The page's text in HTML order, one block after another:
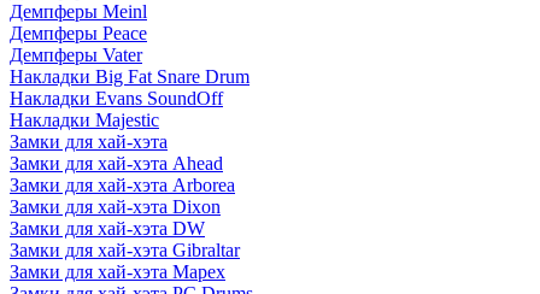
Демпферы Meinl
Демпферы Peace
Демпферы Vater
Накладки Big Fat Snare Drum
Накладки Evans SoundOff
Накладки Majestic
Замки для хай-хэта
Замки для хай-хэта Ahead
Замки для хай-хэта Arborea
Замки для хай-хэта Dixon
Замки для хай-хэта DW
Замки для хай-хэта Gibraltar
Замки для хай-хэта Mapex